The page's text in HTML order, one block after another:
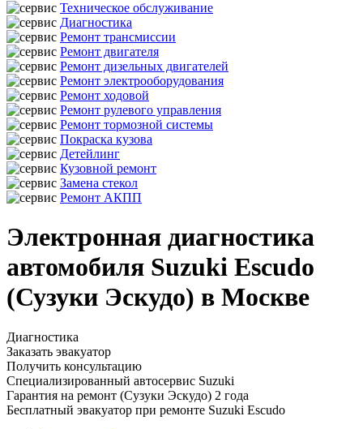
Техническое обслуживание
Диагностика
Ремонт трансмиссии
Ремонт двигателя
Ремонт дизельных двигателей
Ремонт электрооборудования
Ремонт ходовой
Ремонт рулевого управления
Ремонт тормозной системы
Покраска кузова
Детейлинг
Кузовной ремонт
Замена стекол
Ремонт АКПП
Электронная диагностика
автомобиля Suzuki Escudo
(Сузуки Эскудо) в Москве
Диагностика
Заказать эвакуатор
Получить консультацию
Специализированный автосервис Suzuki
Гарантия на ремонт (Сузуки Эскудо) 2 года
Бесплатный эвакуатор при ремонте Suzuki Escudo